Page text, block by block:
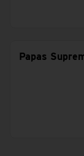
Papas